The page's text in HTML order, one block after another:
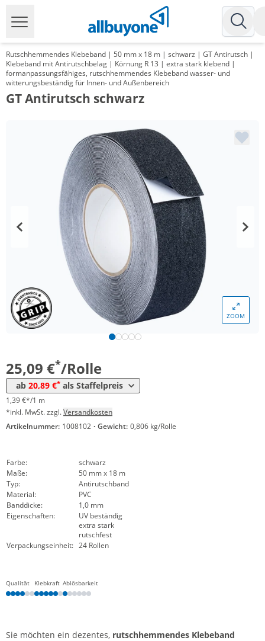
Rutschhemmendes Klebeband | 50 mm x 18 m | schwarz | GT Antirutsch |
Klebeband mit Antirutschbelag | Körnung R 13 | extra stark klebend |
formanpassungsfähiges, rutschhemmendes Klebeband wasser- und
witterungsbeständig für Innen- und Außenbereich
GT Antirutsch schwarz
ZOOM
25,09 €*/Rolle
ab 20,89 €* als Staffelpreis
Menge
1,39 €*/1 m
*inkl. MwSt. zzgl.Versandkosten
Artikelnummer: 1008102 · Gewicht: 0,806 kg/Rolle
Farbe:
schwarz
Maße:
50 mm x 18 m
Typ:
Antirutschband
Material:
PVC
Banddicke:
1,0 mm
Eigenschaften:
UV beständig
extra stark
rutschfest
Verpackungseinheit: 24 Rollen
Qualität Klebkraft Ablösbarkeit
Sie möchten ein dezentes, rutschhemmendes Klebeband